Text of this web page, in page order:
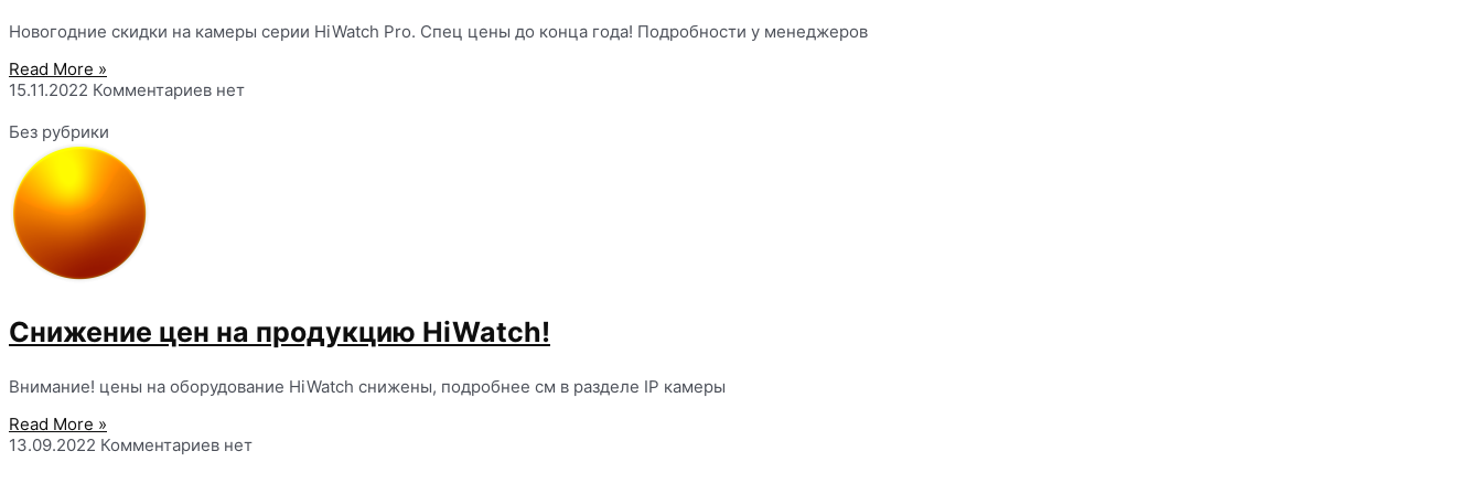
Новогодние скидки на камеры серии HiWatch Pro. Спец цены до конца года! Подробности у менеджеров
Read More »
15.11.2022 Комментариев нет
Без рубрики
Снижение цен на продукцию HiWatch!
Внимание! цены на оборудование HiWatch снижены, подробнее см в разделе IP камеры
Read More »
13.09.2022 Комментариев нет